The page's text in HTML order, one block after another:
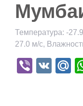
Температура: -
27.0 м/с,
Viber
VK